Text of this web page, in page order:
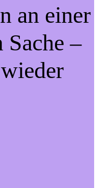
an einer
Sache –